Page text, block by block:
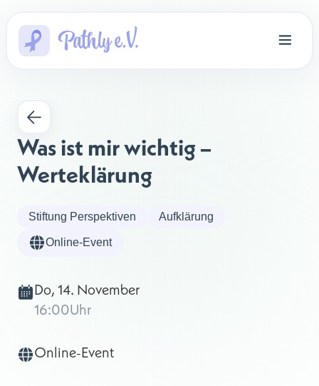
Was ist mir wichtig –
Werteklärung
Stiftung Perspektiven Aufklärung
Online-Event
Do, 14. November
16:00Uhr
Online-Event